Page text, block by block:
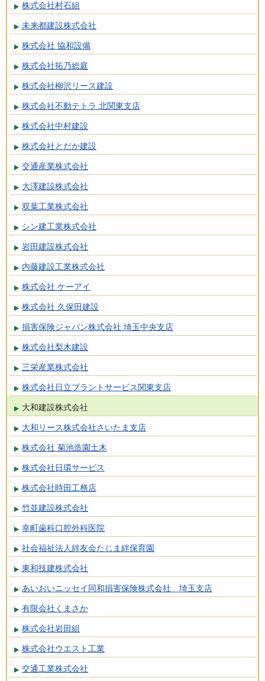
株式会社村石組
未来都建設株式会社
株式会社 協和設備
株式会社拓乃総庭
株式会社柳沢リース建設
株式会社不動テトラ 北関東支店
株式会社中村建設
株式会社とだか建設
交通産業株式会社
大澤建設株式会社
双葉工業株式会社
シン建工業株式会社
岩田建設株式会社
内藤建設工業株式会社
株式会社 ケーアイ
株式会社 久保田建設
損害保険ジャパン株式会社 埼玉中央支店
株式会社梨木建設
三栄産業株式会社
株式会社日立プラントサービス関東支店
大和建設株式会社
大和リース株式会社さいたま支店
株式会社 菊池造園土木
株式会社日環サービス
株式会社時田工務店
竹並建設株式会社
幸町歯科口腔外科医院
社会福祉法人絆友会たじま絆保育園
東和技建株式会社
あいおいニッセイ同和損害保険株式会社 埼玉支店
有限会社くまさか
株式会社岩田組
株式会社ウエスト工業
交通工業株式会社